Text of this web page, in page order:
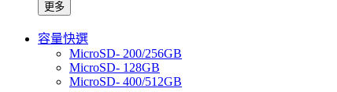
更多
容量快選
MicroSD- 200/256GB
MicroSD- 128GB
MicroSD- 400/512GB